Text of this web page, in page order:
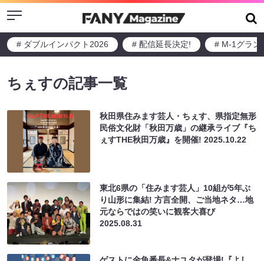
Menu
# ダブルインパクト2026 # 配信延長決定! # M-1グラン
ちぇすの記事一覧
秋田県住みます芸人・ちぇす、県指定無形
民俗文化財「秋田万歳」の継承ライブ『ち
ぇすTHE秋田万歳』を開催!2025.10.22
東北6県の「住みます芸人」10組が5年ぶ
り山形に集結! 方言全開、ご当地ネタ…地
元ならではの笑いに観客大喜び
2025.08.31